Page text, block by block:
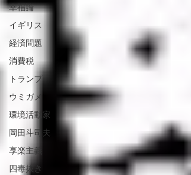
幸福論
イギリス
経済問題
消費税
トランプ
ウミガメ
環境活動家
岡田斗司夫
享楽主義
四毒抜き